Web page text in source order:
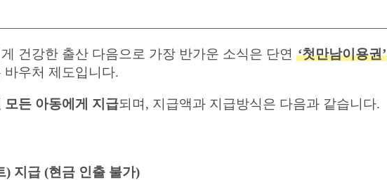
건강한 출산 다음으로 가장 반가운 소식은 단연 ‘첫만남이용권’
우처 제도입니다.
모든 아동에게 지급되며, 지급액과 지급방식은 다음과 같습니다.
) 지급 (현금 인출 불가)